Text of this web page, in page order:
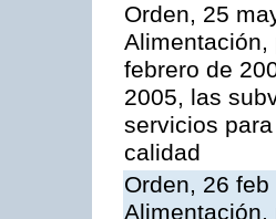
Orden, 25
Alimentación,
febrero de
2005, las
servicios
calidad
Orden, 26